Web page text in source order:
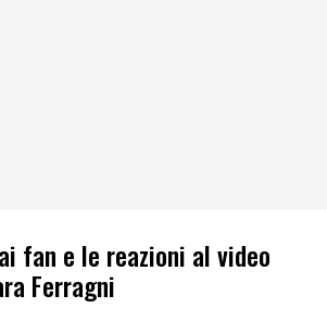
fan e le reazioni al video
Ferragni